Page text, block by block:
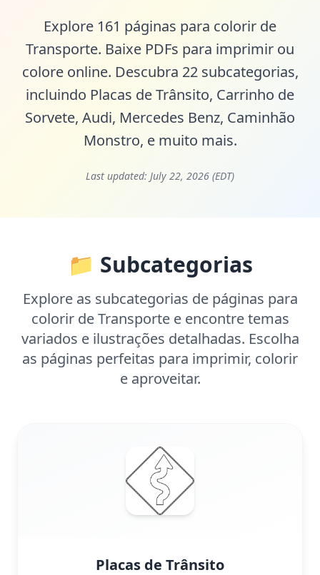
Explore 161 páginas para colorir de
Transporte. Baixe PDFs para imprimir ou
colore online. Descubra 22 subcategorias,
incluindo Placas de Trânsito, Carrinho de
Sorvete, Audi, Mercedes Benz, Caminhão
Monstro, e muito mais.
Last updated: July 22, 2026 (EDT)
📁 Subcategorias
Explore as subcategorias de páginas para
colorir de Transporte e encontre temas
variados e ilustrações detalhadas. Escolha
as páginas perfeitas para imprimir, colorir
e aproveitar.
Placas de Trânsito